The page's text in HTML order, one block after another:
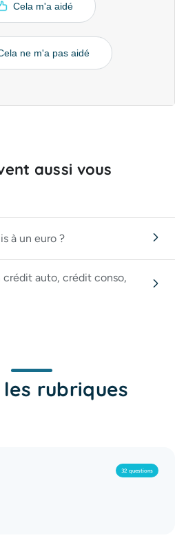
Cela m'a aidé
ne m'a pas aidé
aussi vous
à un euro ?
auto, crédit conso,
les rubriques
32 questions